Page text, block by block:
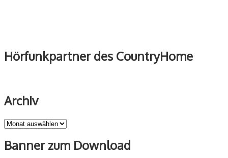
Hörfunkpartner des CountryHome
Archiv
Archiv
Banner zum Download